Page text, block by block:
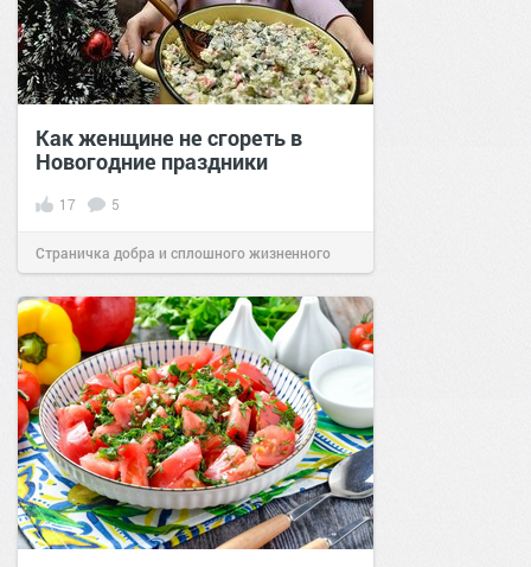
Как женщине не сгореть в
Новогодние праздники
17 5
Страничка добра и сплошного жизненного
позитива!11:1001 янв 2022